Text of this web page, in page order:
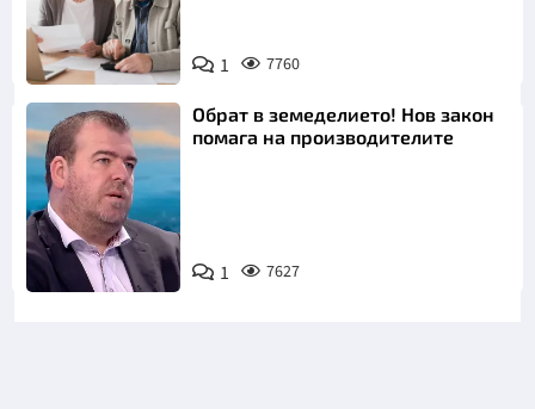
1 7760
Снимка: бТВ
Обрат в земеделието! Нов закон
помага на производителите
1 7627